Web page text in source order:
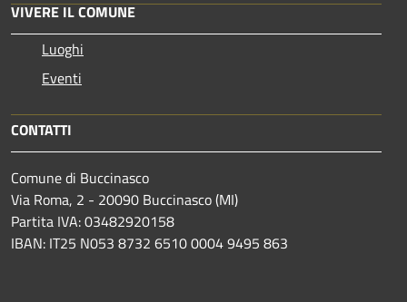
VIVERE IL COMUNE
Luoghi
Eventi
CONTATTI
Comune di Buccinasco
Via Roma, 2 - 20090 Buccinasco (MI)
Partita IVA: 03482920158
IBAN: IT25 N053 8732 6510 0004 9495 863